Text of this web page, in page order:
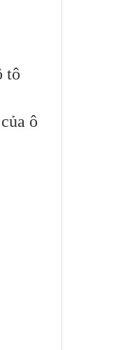
tô
ô